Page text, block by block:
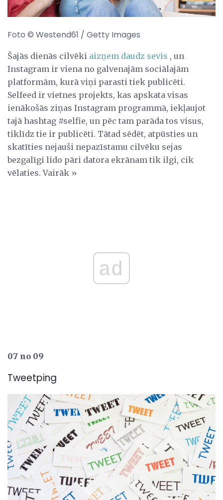
Foto © Westend61 / Getty Images
Šajās dienās cilvēki aizņem daudz sevis , un
Instagram ir viena no galvenajām sociālajām
platformām, kurā viņi parasti tiek publicēti.
Selfeed ir vietnes projekts, kas apskata visas
ienākošās ziņas Instagram programmā, iekļaujot
tajā hashtag #selfie, un pēc tam parāda tos visus,
tiklīdz tie ir publicēti. Tātad sēdēt, atpūsties un
skatīties nejauši nepazīstamu cilvēku sejas
bezgalīgi lido pāri datora ekrānam tik ilgi, cik
vēlaties. Vairāk »
ad
07 no 09
Tweetping